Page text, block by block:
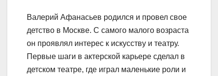
Валерий Афанасьев родился и провел свое
детство в Москве. С самого малого возраста
он проявлял интерес к искусству и театру.
Первые шаги в актерской карьере сделал в
детском театре, где играл маленькие роли и